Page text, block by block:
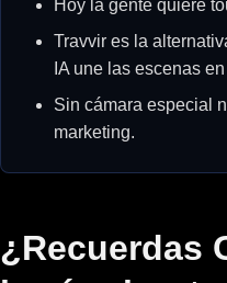
Hoy la gente quiere
Travvir es la
IA une las escenas
Sin cámara especial
marketing.
¿Recuerdas